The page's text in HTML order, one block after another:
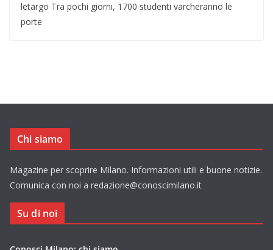
letargo Tra pochi giorni, 1700 studenti varcheranno le
porte
Chi siamo
Magazine per scoprire Milano. Informazioni utili e buone notizie.
Comunica con noi a redazione@conoscimilano.it
Su di noi